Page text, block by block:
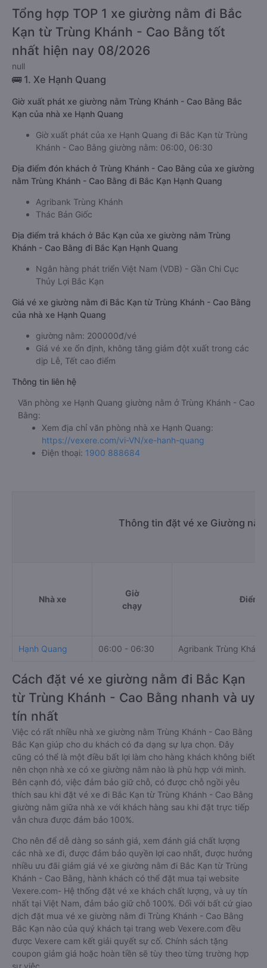
Tổng hợp TOP 1 xe giường nằm đi Bắc
Kạn từ Trùng Khánh - Cao Bằng tốt
nhất hiện nay 08/2026
null
🚌 1. Xe Hạnh Quang
Giờ xuất phát xe giường nằm Trùng Khánh - Cao Bằng Bắc
Kạn của nhà xe Hạnh Quang
Giờ xuất phát của xe Hạnh Quang đi Bắc Kạn từ Trùng
Khánh - Cao Bằng giường nằm: 06:00, 06:30
Địa điểm đón khách ở Trùng Khánh - Cao Bằng của xe giường
nằm Trùng Khánh - Cao Bằng đi Bắc Kạn Hạnh Quang
Agribank Trùng Khánh
Thác Bản Giốc
Địa điểm trả khách ở Bắc Kạn của xe giường nằm Trùng
Khánh - Cao Bằng đi Bắc Kạn Hạnh Quang
Ngân hàng phát triển Việt Nam (VDB) - Gần Chi Cục
Thủy Lợi Bắc Kạn
Giá vé xe giường nằm đi Bắc Kạn từ Trùng Khánh - Cao Bằng
của nhà xe Hạnh Quang
giường nằm: 200000đ/vé
Giá vé xe ổn định, không tăng giảm đột xuất trong các
dịp Lễ, Tết cao điểm
Thông tin liên hệ
Văn phòng xe Hạnh Quang giường nằm ở Trùng Khánh - Cao
Bằng:
Xem địa chỉ văn phòng nhà xe Hạnh Quang:
https://vexere.com/vi-VN/xe-hanh-quang
Điện thoại: 1900 888684
Thông tin đặt vé xe Giường
Nhà xe
Giờ
chạy
Điểm
Hạnh Quang 06:00 - 06:30 Agribank Trùng Khánh
Cách đặt vé xe giường nằm đi Bắc Kạn
từ Trùng Khánh - Cao Bằng nhanh và uy
tín nhất
Việc có rất nhiều nhà xe giường nằm Trùng Khánh - Cao Bằng
Bắc Kạn giúp cho du khách có đa dạng sự lựa chọn. Đây
cũng có thể là một điều bất lợi làm cho hàng khách không biết
nên chọn nhà xe có xe giường nằm nào là phù hợp với mình.
Bên cạnh đó, việc đảm bảo giữ chỗ, có được chỗ ngồi yêu
thích sau khi đặt vé xe đi Bắc Kạn từ Trùng Khánh - Cao Bằng
giường nằm giữa nhà xe với khách hàng sau khi đặt trực tiếp
vẫn chưa được đảm bảo 100%.
Cho nên để dễ dàng so sánh giá, xem đánh giá chất lượng
các nhà xe đi, được đảm bảo quyền lợi cao nhất, được hưởng
nhiều ưu đãi giảm giá vé xe giường nằm đi Bắc Kạn từ Trùng
Khánh - Cao Bằng, hành khách có thể đặt mua tại website
Vexere.com- Hệ thống đặt vé xe khách chất lượng, và uy tín
nhất tại Việt Nam, đảm bảo giữ chỗ 100%. Đối với bất cứ giao
dịch đặt mua vé xe giường nằm đi Trùng Khánh - Cao Bằng
Bắc Kạn nào của quý khách tại trang web Vexere.com đều
được Vexere cam kết giải quyết sự cố. Chính sách tặng
coupon giảm giá hoặc hoàn tiền sẽ tùy theo từng trường hợp
sự việc.